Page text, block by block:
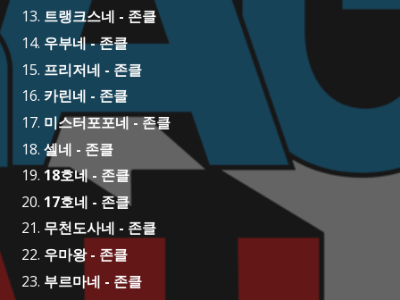
트랭크스네 - 존클
우부네 - 존클
프리저네 - 존클
카린네 - 존클
미스터포포네 - 존클
셀네 - 존클
18호네 - 존클
17호네 - 존클
무천도사네 - 존클
우마왕 - 존클
부르마네 - 존클